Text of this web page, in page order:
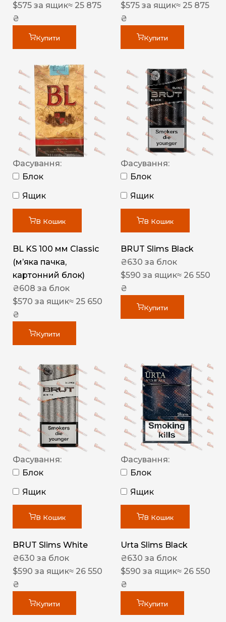
$575 за ящик≈ 25 875
₴
Купити
$575 за ящик≈ 25 875
₴
Купити
Фасування:
Блок
Ящик
В Кошик
BL KS 100 мм Classic
(м’яка пачка,
картонний блок)
₴608 за блок
$570 за ящик≈ 25 650
₴
Купити
Фасування:
Блок
Ящик
В Кошик
BRUT Slims Black
₴630 за блок
$590 за ящик≈ 26 550
₴
Купити
Фасування:
Блок
Ящик
В Кошик
BRUT Slims White
₴630 за блок
$590 за ящик≈ 26 550
₴
Купити
Фасування:
Блок
Ящик
В Кошик
Urta Slims Black
₴630 за блок
$590 за ящик≈ 26 550
₴
Купити